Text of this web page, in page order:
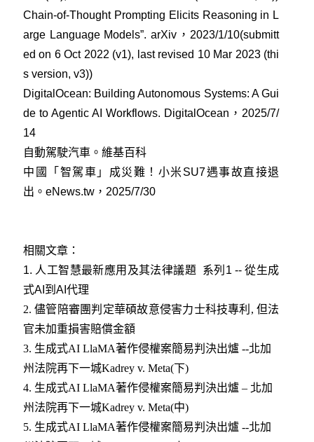
Chain-of-Thought Prompting Elicits Reasoning in L
arge Language Models”. arXiv，2023/1/10(submitt
ed on 6 Oct 2022 (v1), last revised 10 Mar 2023 (thi
s version, v3))
DigitalOcean: Building Autonomous Systems: A Gui
de to Agentic AI Workflows. DigitalOcean，2025/7/
14
自動駕駛汽車。維基百科
中國「智駕車」成災難！小米SU7遇事故直接退
出。eNews.tw，2025/7/30
相關文章：
1. 人工智慧最新應用及其法律議題 系列1 -- 從生成
式AI到AI代理
2.儘管陪審團判定華碩故意侵害力士科技專利, 但法
官未加重損害賠償金額
3. 生成式AI LlaMA著作侵權案簡易判決出爐 --北加
州法院再下一城Kadrey v. Meta(下)
4. 生成式AI LlaMA著作侵權案簡易判決出爐 – 北加
州法院再下一城Kadrey v. Meta(中)
5. 生成式AI LlaMA著作侵權案簡易判決出爐 --北加